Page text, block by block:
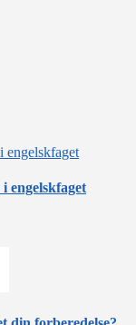
engelskfaget